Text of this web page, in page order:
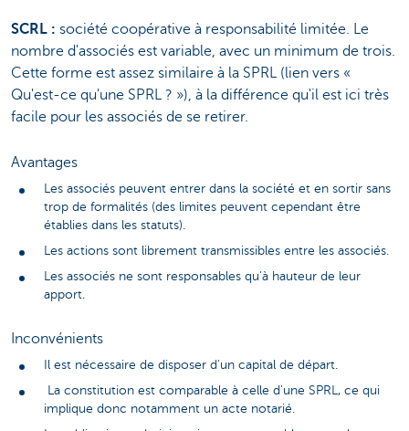
SCRL : société coopérative à responsabilité limitée. Le
nombre d'associés est variable, avec un minimum de trois.
Cette forme est assez similaire à la SPRL (lien vers «
Qu'est-ce qu'une SPRL ? »), à la différence qu'il est ici très
facile pour les associés de se retirer.
Avantages
Les associés peuvent entrer dans la société et en sortir sans
trop de formalités (des limites peuvent cependant être
établies dans les statuts).
Les actions sont librement transmissibles entre les associés.
Les associés ne sont responsables qu'à hauteur de leur
apport.
Inconvénients
Il est nécessaire de disposer d'un capital de départ.
La constitution est comparable à celle d'une SPRL, ce qui
implique donc notamment un acte notarié.